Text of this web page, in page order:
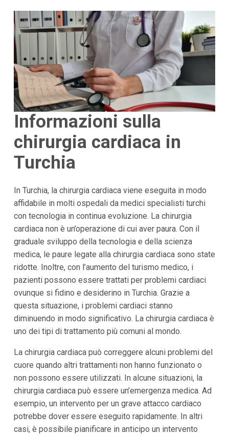
Informazioni sulla
chirurgia cardiaca in
Turchia
In Turchia, la chirurgia cardiaca viene eseguita in modo
affidabile in molti ospedali da medici specialisti turchi
con tecnologia in continua evoluzione. La chirurgia
cardiaca non è un’operazione di cui aver paura. Con il
graduale sviluppo della tecnologia e della scienza
medica, le paure legate alla chirurgia cardiaca sono state
ridotte. Inoltre, con l’aumento del turismo medico, i
pazienti possono essere trattati per problemi cardiaci
ovunque si fidino e desiderino in Turchia. Grazie a
questa situazione, i problemi cardiaci stanno
diminuendo in modo significativo. La chirurgia cardiaca è
uno dei tipi di trattamento più comuni al mondo.
La chirurgia cardiaca può correggere alcuni problemi del
cuore quando altri trattamenti non hanno funzionato o
non possono essere utilizzati. In alcune situazioni, la
chirurgia cardiaca può essere un’emergenza medica. Ad
esempio, un intervento per un grave attacco cardiaco
potrebbe dover essere eseguito rapidamente. In altri
casi, è possibile pianificare in anticipo un intervento